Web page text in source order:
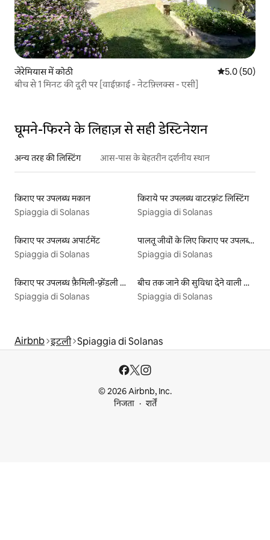
जेरेमियास में कोठी औसत रेटिंग 5
5.0 (50)
बीच से 1 मिनट की दूरी पर [वाईफ़ाई - नेटफ़्लिक्स - एसी]
घूमने-फिरने के लिहाज़ से सही डेस्टिनेशन
अन्य तरह की लिस्टिंग आस-पास के बेहतरीन दर्शनीय स्थान
किराए पर उपलब्ध मकान
Spiaggia di Solanas
किराये पर उपलब्ध वाटरफ़्रंट लिस्टिंग
Spiaggia di Solanas
किराए पर उपलब्ध अपार्टमेंट
Spiaggia di Solanas
पालतू जीवों के लिए किराए पर उपलब्ध लिस्टिंग
Spiaggia di Solanas
किराए पर उपलब्ध फ़ैमिली-फ़्रेंडली लिस्टिंग
Spiaggia di Solanas
बीच तक जाने की सुविधा देने वाली किराये पर उपलब्ध लिस्टिंग
Spiaggia di Solanas
Airbnb इटली Spiaggia di Solanas
© 2026 Airbnb, Inc.
निजता
शर्तें